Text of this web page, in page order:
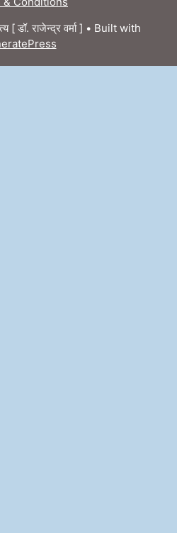
डॉ. राजेन्द्र वर्मा ] • Built with